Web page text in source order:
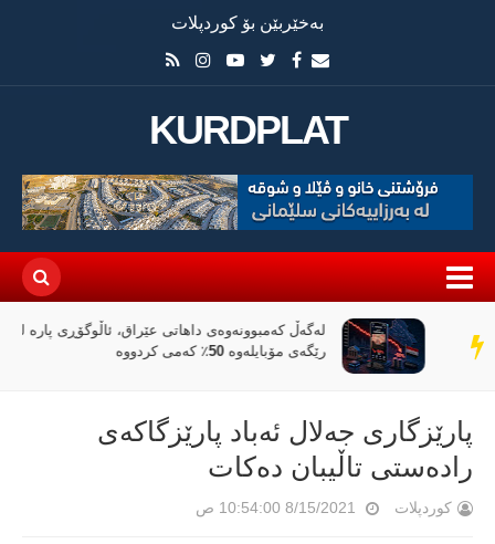
بەخێربێن بۆ کوردپلات
KURDPLAT
سەر
دێڕ
لەگەڵ کەمبوونەوەی داهاتی عێراق، ئاڵوگۆڕی پارە لە
رێگەی مۆبایلەوە 50٪ کەمی کردووە
پارێزگارى جەلال ئەباد پارێزگاکەى
رادەستى تاڵیبان دەکات
کوردپلات 8/15/2021 10:54:00 ص